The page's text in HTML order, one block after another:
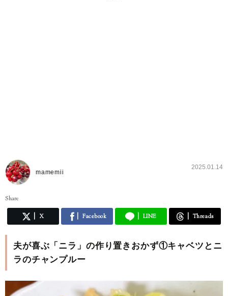
mamemii
2025.01.14
Share
X Facebook LINE Threads
夫が喜ぶ「ニラ」の作り置きおかず①キャベツとニ
ラのチャンプルー